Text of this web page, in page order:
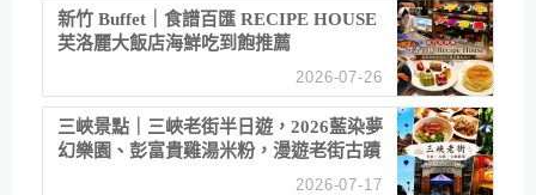
新竹 Buffet｜食譜百匯 RECIPE HOUSE
芙洛麗大飯店海鮮吃到飽推薦
2026-07-26
三峽景點｜三峽老街半日遊，2026藍染夢
幻樂園、彭富貴雞湯米粉，漫遊老街古蹟
2026-07-17